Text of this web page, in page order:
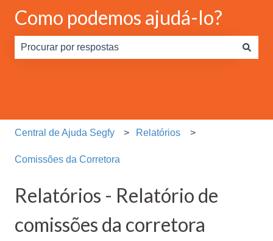
Como podemos ajudá-lo?
Central de Ajuda Segfy Relatórios
Comissões da Corretora
Relatórios - Relatório de
comissões da corretora